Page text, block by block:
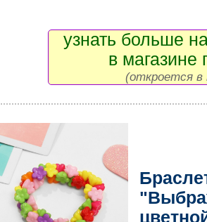
узнать больше
в магазине
(откроется в